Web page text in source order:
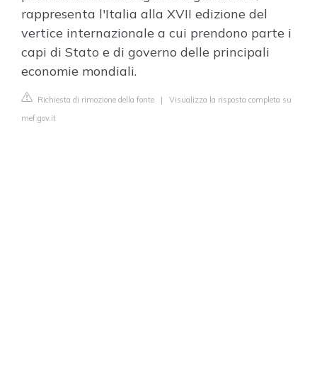
rappresenta l'Italia alla XVII edizione del
vertice internazionale a cui prendono parte i
capi di Stato e di governo delle principali
economie mondiali.
Richiesta di rimozione della fonte | Visualizza la risposta completa su
mef.gov.it